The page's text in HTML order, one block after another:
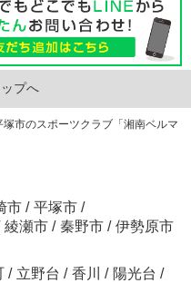
プへ
塚市のスポーツクラブ「湘南ベルマ
市 / 平塚市 /
綾瀬市 / 秦野市 / 伊勢原市
/ 立野台 / 香川 / 陽光台 /